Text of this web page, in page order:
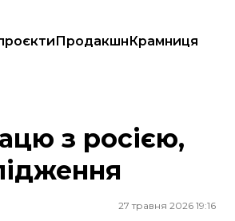
ПродакшнКрамниця
з росією,
27 травня 2026 19:16